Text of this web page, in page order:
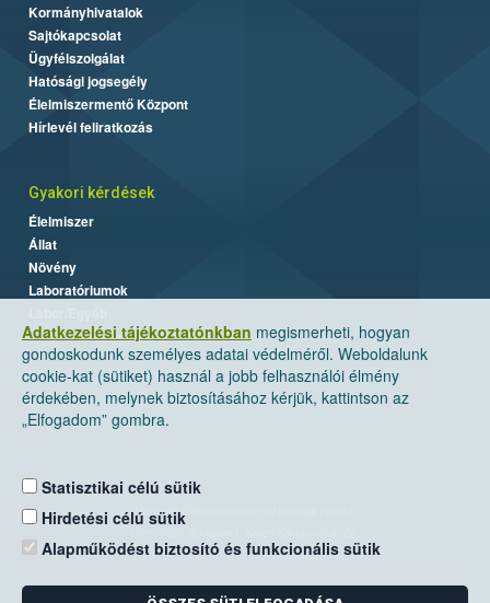
Adatkezelési tájékoztatónkban megismerheti, hogyan
gondoskodunk személyes adatai védelméről. Weboldalunk
cookie-kat (sütiket) használ a jobb felhasználói élmény
érdekében, melynek biztosításához kérjük, kattintson az
„Elfogadom” gombra.
Statisztikai célú sütik
Hirdetési célú sütik
Alapműködést biztosító és funkcionális sütik
Kormányhivatalok
Sajtókapcsolat
Ügyfélszolgálat
Hatósági jogsegély
Élelmiszermentő Központ
Hírlevél feliratkozás
Gyakori kérdések
Élelmiszer
Állat
Növény
Laboratóriumok
Nemzeti Élelmiszerlánc-biztonsági Hivatal
Levelezési cím: 1525 Budapest. Pf. 30.